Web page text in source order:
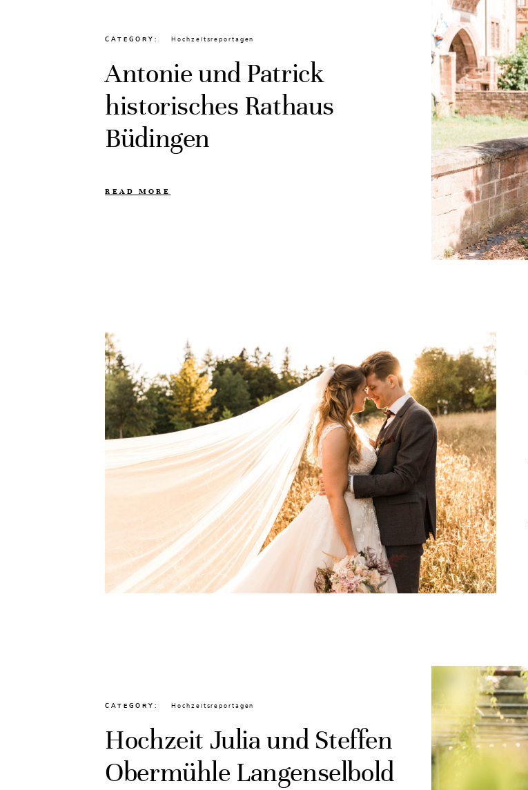
CATEGORY Hochzeitsreportagen
Antonie und Patrick
historisches Rathaus
Büdingen
READ MORE
CATEGORY Hochzeitsreportagen
Hochzeit Julia und Steffen
Obermühle Langenselbold